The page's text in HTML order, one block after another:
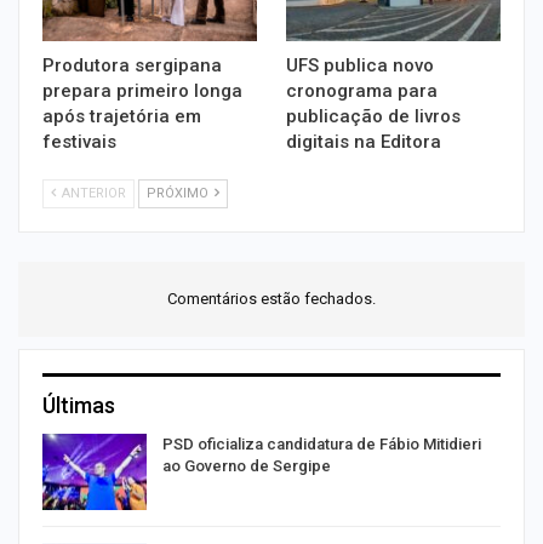
Produtora sergipana
prepara primeiro longa
após trajetória em
festivais
UFS publica novo
cronograma para
publicação de livros
digitais na Editora
ANTERIOR PRÓXIMO
Comentários estão fechados.
Últimas
PSD oficializa candidatura de Fábio Mitidieri
ao Governo de Sergipe